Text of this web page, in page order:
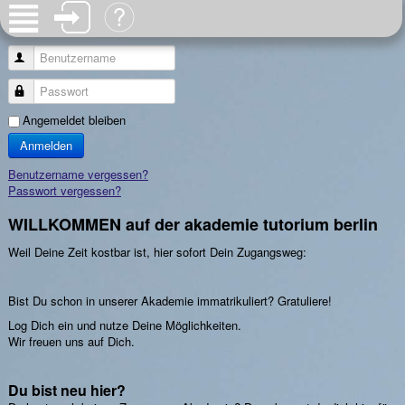
Benutzername
Passwort
Angemeldet bleiben
Anmelden
Benutzername vergessen?
Passwort vergessen?
WILLKOMMEN auf der akademie tutorium berlin
Weil Deine Zeit kostbar ist, hier sofort Dein Zugangsweg:
Bist Du schon in unserer Akademie immatrikuliert? Gratuliere!
Log Dich ein und nutze Deine Möglichkeiten.
Wir freuen uns auf Dich.
Du bist neu hier?